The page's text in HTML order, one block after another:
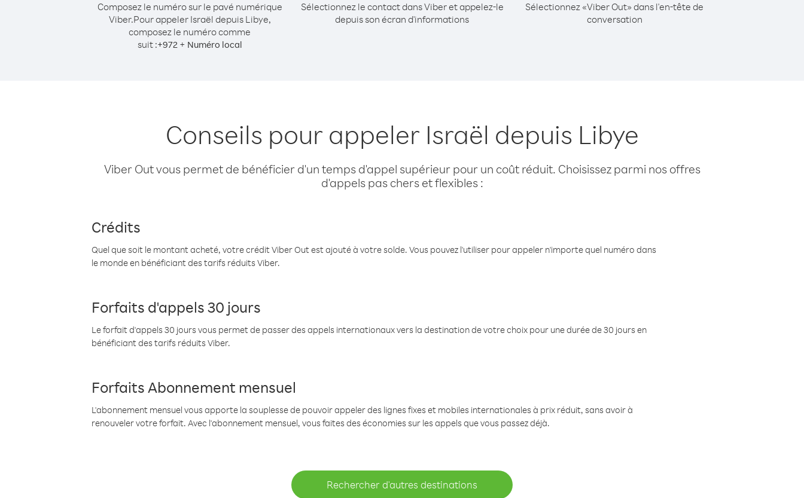
Composez le numéro sur le pavé numérique
Viber.Pour appeler Israël depuis Libye,
composez le numéro comme
suit :+972+ Numéro local
Sélectionnez le contact dans Viber et appelez-le
depuis son écran d'informations
Sélectionnez «Viber Out» dans l'en-tête de
conversation
Conseils pour appeler Israël depuis Libye
Viber Out vous permet de bénéficier d'un temps d'appel supérieur pour un coût réduit. Choisissez parmi nos offres
d'appels pas chers et flexibles :
Crédits
Quel que soit le montant acheté, votre crédit Viber Out est ajouté à votre solde. Vous pouvez l'utiliser pour appeler n'importe quel numéro dans
le monde en bénéficiant des tarifs réduits Viber.
Forfaits d'appels 30 jours
Le forfait d'appels 30 jours vous permet de passer des appels internationaux vers la destination de votre choix pour une durée de 30 jours en
bénéficiant des tarifs réduits Viber.
Forfaits Abonnement mensuel
L'abonnement mensuel vous apporte la souplesse de pouvoir appeler des lignes fixes et mobiles internationales à prix réduit, sans avoir à
renouveler votre forfait. Avec l'abonnement mensuel, vous faites des économies sur les appels que vous passez déjà.
Rechercher d'autres destinations